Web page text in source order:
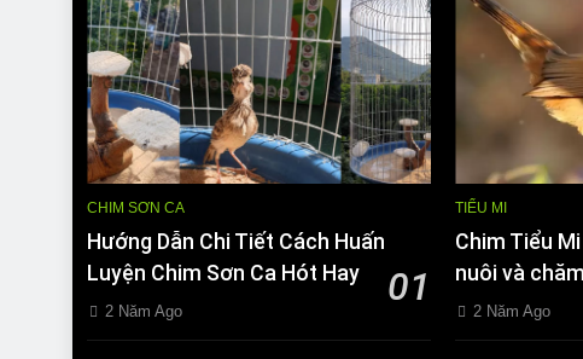
CHIM SƠN CA
Hướng Dẫn Chi Tiết Cách Huấn
Luyện Chim Sơn Ca Hót Hay
01
2 Năm Ago
TIỂU MI
Chim Tiểu
nuôi và
2 Năm Ago